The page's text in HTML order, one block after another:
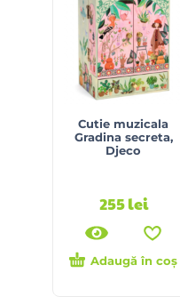
Cutie muzicala
Gradina secreta,
Djeco
255lei
Adaugă în coș